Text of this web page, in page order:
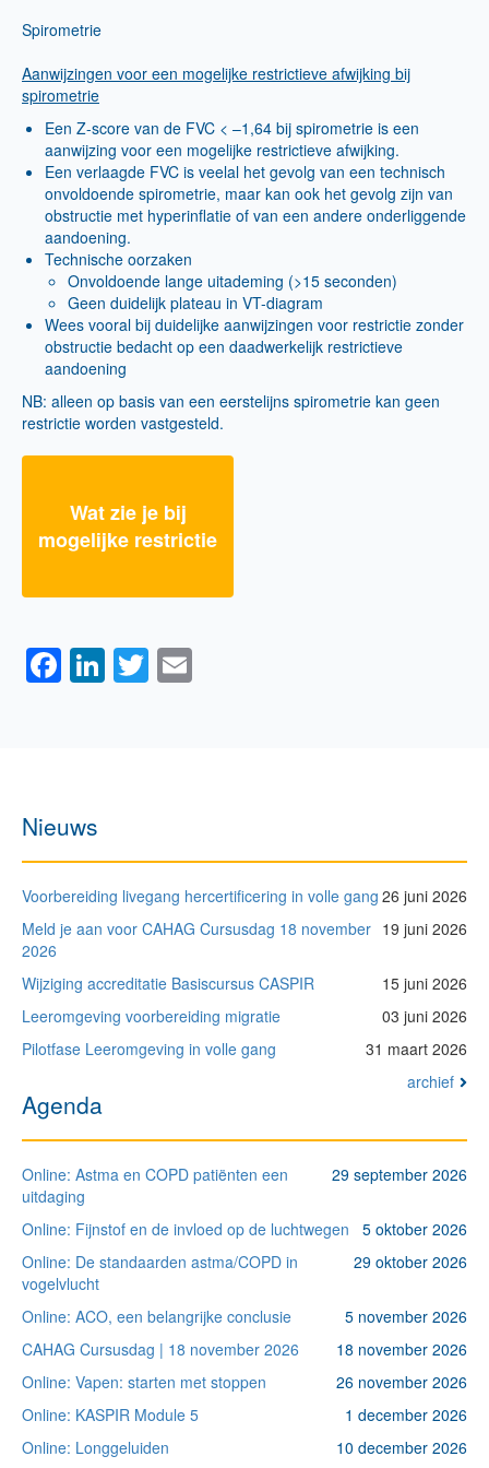
Spirometrie
Aanwijzingen voor een mogelijke restrictieve afwijking bij
spirometrie
Een Z-score van de FVC < –1,64 bij spirometrie is een
aanwijzing voor een mogelijke restrictieve afwijking.
Een verlaagde FVC is veelal het gevolg van een technisch
onvoldoende spirometrie, maar kan ook het gevolg zijn van
obstructie met hyperinflatie of van een andere onderliggende
aandoening.
Technische oorzaken
Onvoldoende lange uitademing (>15 seconden)
Geen duidelijk plateau in VT-diagram
Wees vooral bij duidelijke aanwijzingen voor restrictie zonder
obstructie bedacht op een daadwerkelijk restrictieve
aandoening
NB: alleen op basis van een eerstelijns spirometrie kan geen
restrictie worden vastgesteld.
Wat zie je bij
mogelijke restrictie
Facebook
LinkedIn
Twitter
Nieuws
Voorbereiding livegang hercertificering in volle gang 26 juni 2026
Meld je aan voor CAHAG Cursusdag 18 november
2026
19 juni 2026
Wijziging accreditatie Basiscursus CASPIR
15 juni 2026
Leeromgeving voorbereiding migratie
03 juni 2026
Pilotfase Leeromgeving in volle gang
31 maart 2026
archief
Agenda
Online: Astma en COPD patiënten een
uitdaging
29 september 2026
Online: Fijnstof en de invloed op de luchtwegen
5 oktober 2026
Online: De standaarden astma/COPD in
vogelvlucht
29 oktober 2026
Online: ACO, een belangrijke conclusie
5 november 2026
CAHAG Cursusdag | 18 november 2026
18 november 2026
Online: Vapen: starten met stoppen
26 november 2026
Online: KASPIR Module 5
1 december 2026
Online: Longgeluiden
10 december 2026